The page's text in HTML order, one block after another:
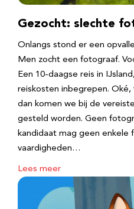
Gezocht: slechte
Onlangs stond er een
Men zocht een fotograaf.
Een 10-daagse reis in
reiskosten inbegrepen.
dan komen we bij de
gesteld worden. Geen
kandidaat mag geen enkele
vaardigheden…
Lees meer